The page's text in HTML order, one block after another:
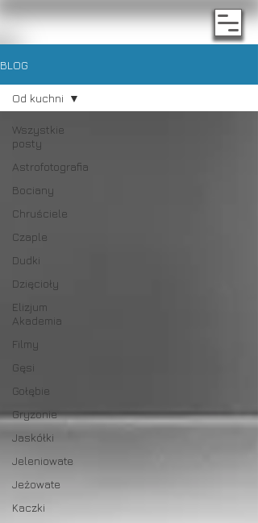
BLOG
Wszystkie
posty
Astrofotografia
Bociany
Chruściele
Czaple
Dudki
Dzięcioły
Elizjum
Akademia
Filmy
Gęsi
Gołębie
Gryzonie
Jaskółki
Jeleniowate
Jeżowate
Kaczki
Od kuchni